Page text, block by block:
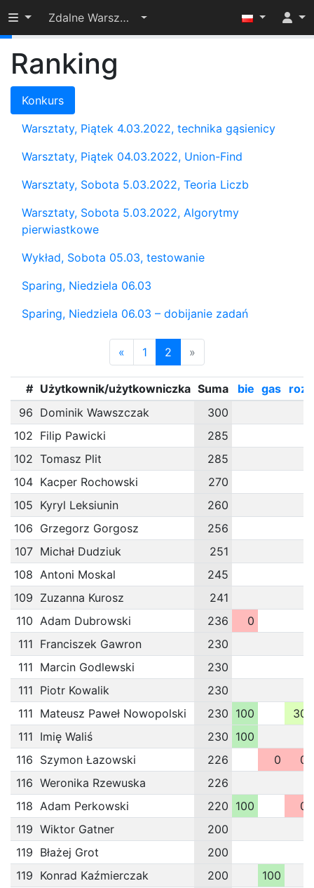
Przełącz widoczność menu
Zdalne Warsztaty Olimpijskie dla Juniorów 2022
3%
Ranking
Konkurs
Warsztaty, Piątek 4.03.2022, technika gąsienicy
Warsztaty, Piątek 04.03.2022, Union-Find
Warsztaty, Sobota 5.03.2022, Teoria Liczb
Warsztaty, Sobota 5.03.2022, Algorytmy
pierwiastkowe
Wykład, Sobota 05.03, testowanie
Sparing, Niedziela 06.03
Sparing, Niedziela 06.03 – dobijanie zadań
« 1 2 »
# Użytkownik/użytkowniczka Suma bie gas roz
96 Dominik Wawszczak
300
102 Filip Pawicki
285
102 Tomasz Plit
285
104 Kacper Rochowski
270
105 Kyryl Leksiunin
260
106 Grzegorz Gorgosz
256
107 Michał Dudziuk
251
108 Antoni Moskal
245
109 Zuzanna Kurosz
241
110 Adam Dubrowski 236
0
111 Franciszek Gawron
230
111 Marcin Godlewski
230
111 Piotr Kowalik
230
111 Mateusz Paweł Nowopolski 230 100
30
111 Imię Waliś 230 100
116 Szymon Łazowski 226 0
0
116 Weronika Rzewuska
226
118 Adam Perkowski 220 100
0
119 Wiktor Gatner
200
119 Błażej Grot
200
119 Konrad Kaźmierczak 200
100